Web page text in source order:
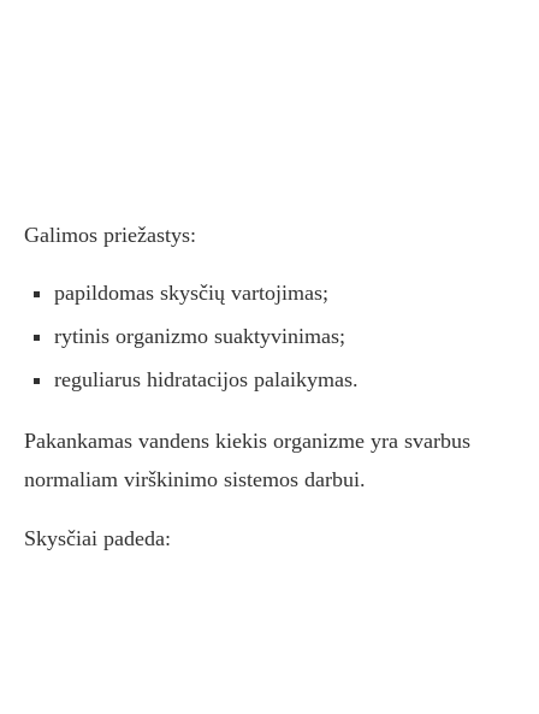
Galimos priežastys:
papildomas skysčių vartojimas;
rytinis organizmo suaktyvinimas;
reguliarus hidratacijos palaikymas.
Pakankamas vandens kiekis organizme yra svarbus
normaliam virškinimo sistemos darbui.
Skysčiai padeda: